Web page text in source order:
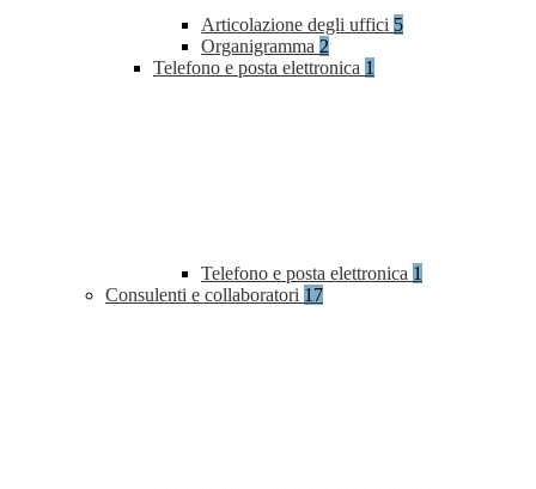
Articolazione degli uffici 5
Organigramma 2
Telefono e posta elettronica 1
Telefono e posta elettronica 1
Consulenti e collaboratori 17